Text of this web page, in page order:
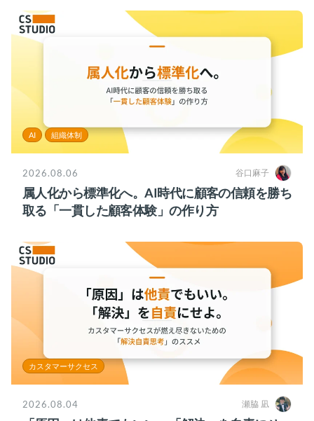
事例
セミナー
メルマガ登録
相談する
AI 組織体制
2026.08.06 谷口麻子
属人化から標準化へ。AI時代に顧客の信頼を勝ち
取る「一貫した顧客体験」の作り方
カスタマーサクセス
2026.08.04 瀬脇 凪